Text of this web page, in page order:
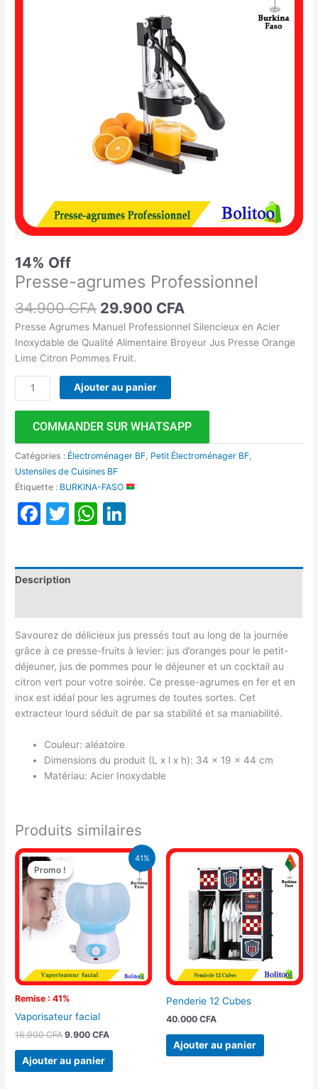
14% Off
Presse-agrumes Professionnel
34.900CFA
34.900 CFA.
29.900 CFA
29.900 CFA.
Presse Agrumes Manuel Professionnel Silencieux en Acier
Inoxydable de Qualité Alimentaire Broyeur Jus Presse Orange
Lime Citron Pommes Fruit.
Ajouter au panier
COMMANDER SUR WHATSAPP
Catégories : Électroménager BF Petit Électroménager BF
Ustensiles de Cuisines BF
Étiquette : BURKINA-FASO
Facebook
TwitterWhatsApp
Description
Savourez de délicieux jus pressés tout au long de la journée
grâce à ce presse-fruits à levier: jus d’oranges pour le petit-
déjeuner, jus de pommes pour le déjeuner et un cocktail au
citron vert pour votre soirée. Ce presse-agrumes en fer et en
inox est idéal pour les agrumes de toutes sortes. Cet
extracteur lourd séduit de par sa stabilité et sa maniabilité.
Couleur: aléatoire
Dimensions du produit (L x l x h): 34 x 19 x 44 cm
Matériau: Acier Inoxydable
Produits similaires
41%
Promo !
Remise : 41%
Promo !
Vaporisateur facial
16.900CFA
Le
prix
initial
était :
16.900 CFA.
9.900CFA
Le
est :
9.900 CFA.
Ajouter au panier
Penderie 12 Cubes
40.000 CFA
Ajouter au panier